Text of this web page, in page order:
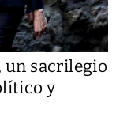
un sacrilegio
y